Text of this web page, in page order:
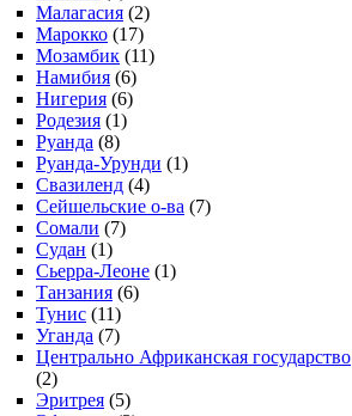
Малагасия (2)
Марокко (17)
Мозамбик (11)
Намибия (6)
Нигерия (6)
Родезия (1)
Руанда (8)
Руанда-Урунди (1)
Свазиленд (4)
Сейшельские о-ва (7)
Сомали (7)
Судан (1)
Сьерра-Леоне (1)
Танзания (6)
Тунис (11)
Уганда (7)
Центрально Африканская государство
(2)
Эритрея (5)